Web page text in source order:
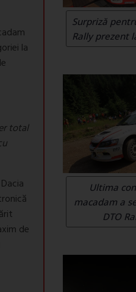
la
total
de
Surpriză
Rally prezent
Ultima
macadam a
DTO